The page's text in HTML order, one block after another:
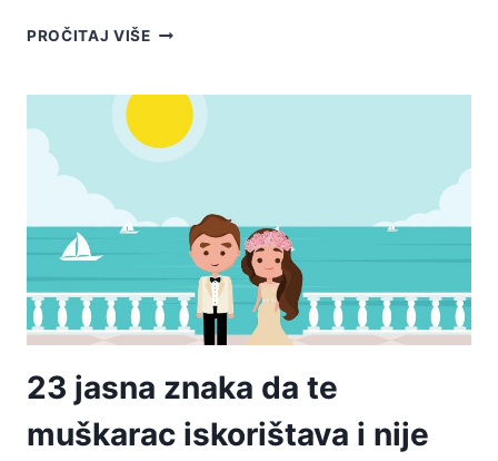
PROČITAJ VIŠE27
ZA
ELEGANCIJE
PONAŠANJU
23 jasna znaka da te
muškarac iskorištava i nije